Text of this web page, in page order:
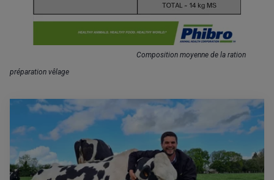
Composition moyenne de la ration
préparation vêlage